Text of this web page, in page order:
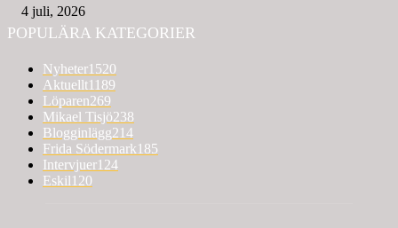
4 juli, 2026
POPULÄRA KATEGORIER
Nyheter1520
Aktuellt1189
Löparen269
Mikael Tisjö238
Blogginlägg214
Frida Södermark185
Intervjuer124
Eskil120